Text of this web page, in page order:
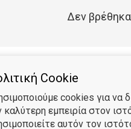
Δεν
Cookie
cookies για να
καλύτερη εμπειρία στον
αυτόν τον